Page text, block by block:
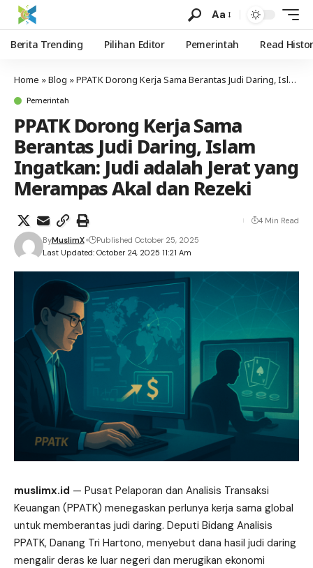
Aa
Berita Trending Pilihan Editor Pemerintah Read
Home »Blog »PPATK Dorong Kerja Sama Berantas Judi Daring, Islam Ingatkan: Judi adalah Jerat yang Merampas Akal dan Rezeki
Pemerintah
PPATK Dorong Kerja Sama
Berantas Judi Daring, Islam
Ingatkan: Judi adalah Jerat yang
Merampas Akal dan Rezeki
Last Updated: October 24, 2025 11:21 Am
ByMuslimX Published October 25, 2025
4 Min Read
muslimx.id — Pusat Pelaporan dan Analisis Transaksi
Keuangan (PPATK) menegaskan perlunya kerja sama global
untuk memberantas judi daring. Deputi Bidang Analisis
PPATK, Danang Tri Hartono, menyebut dana hasil judi daring
mengalir deras ke luar negeri dan merugikan ekonomi